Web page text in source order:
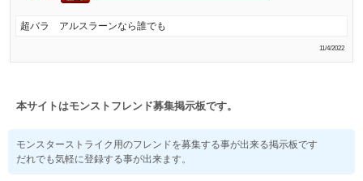
超バラ アルスラーンなら誰でも
11/4/2022
本サイトはモンストフレンド募集掲示板です。
モンスターストライク用のフレンドを募集する事が出来る掲示板です
だれでも気軽に登録する事が出来ます。